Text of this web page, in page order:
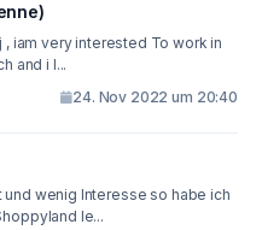
work in
much and i l...
24. Nov 2022 um 20:40
Interesse so habe ich
angerufen direkt -Zara- Shoppyland le...